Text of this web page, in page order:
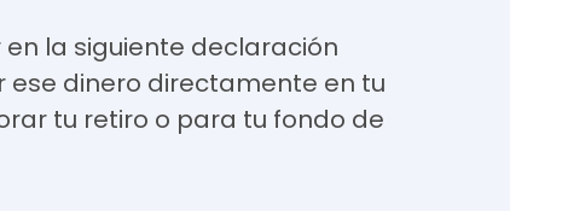
la siguiente declaración
ese dinero directamente en tu
tu retiro o para tu fondo de